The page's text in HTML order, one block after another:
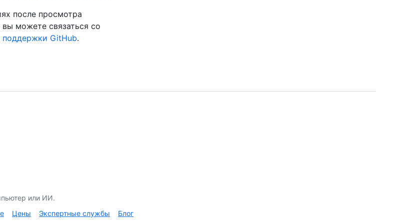
после просмотра
можете связаться со
поддержки GitHub.
или ИИ.
Цены Экспертные службы Блог